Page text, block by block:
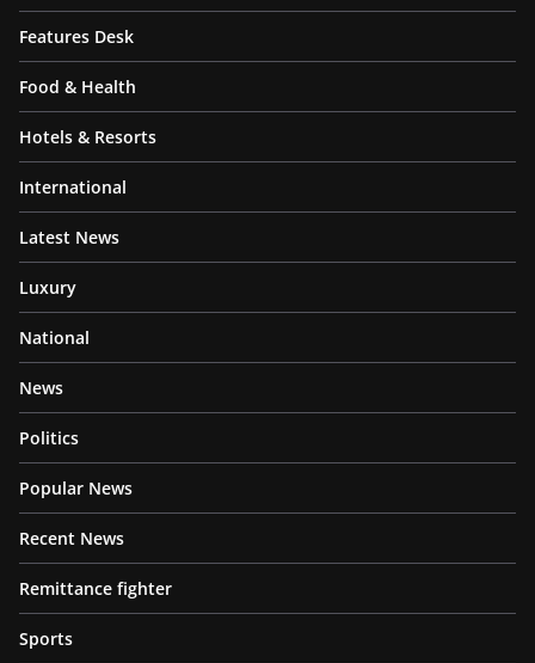
Features Desk
Food & Health
Hotels & Resorts
International
Latest News
Luxury
National
News
Politics
Popular News
Recent News
Remittance fighter
Sports